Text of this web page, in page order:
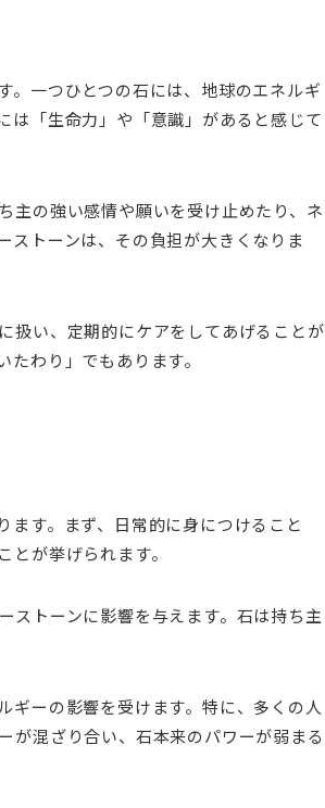
。一つひとつの石には、地球のエネルギ
は「生命力」や「意識」があると感じて
主の強い感情や願いを受け止めたり、ネ
ストーンは、その負担が大きくなりま
扱い、定期的にケアをしてあげることが
わり」でもあります。
ます。まず、日常的に身につけること
が挙げられます。
ストーンに影響を与えます。石は持ち主
ギーの影響を受けます。特に、多くの人
が混ざり合い、石本来のパワーが弱まる